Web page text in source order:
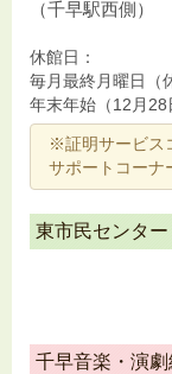
（千早駅西側）
休館日：
毎月最終月曜日（
年末年始（12月28
※証明サービス
サポートコーナ
東市民センター
千早音楽・演